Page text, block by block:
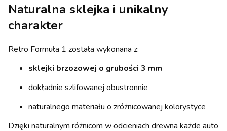
Naturalna sklejka i unikalny
charakter
Retro Formuła 1 została wykonana z:
sklejki brzozowej o grubości 3 mm
dokładnie szlifowanej obustronnie
naturalnego materiału o zróżnicowanej kolorystyce
Dzięki naturalnym różnicom w odcieniach drewna każde auto